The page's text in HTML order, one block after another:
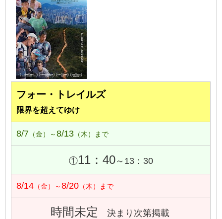
フォー・トレイルズ
限界を超えてゆけ
8/7 （金）～8/13 （木）まで
①11：40～13：30
8/14 （金）～8/20 （木）まで
時間未定 決まり次第掲載